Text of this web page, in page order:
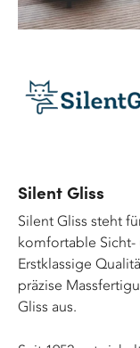
Silent Gliss
Silent Gliss steht
komfortable Sicht-
Erstklassige
präzise
Gliss aus.